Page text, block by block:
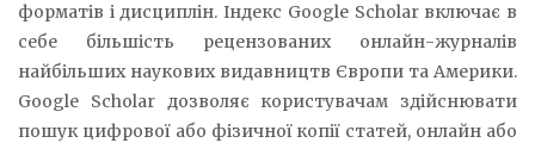
форматів і дисциплін. Індекс Google Scholar включає в
себе більшість рецензованих онлайн-журналів
найбільших наукових видавництв Європи та Америки.
Google Scholar дозволяє користувачам здійснювати
пошук цифрової або фізичної копії статей, онлайн або